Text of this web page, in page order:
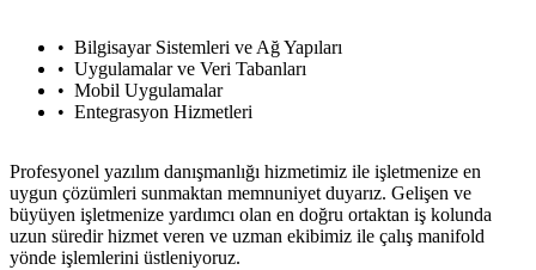
Bilgisayar Sistemleri ve Ağ Yapıları
Uygulamalar ve Veri Tabanları
Mobil Uygulamalar
Entegrasyon Hizmetleri
Profesyonel yazılım danışmanlığı hizmetimiz ile işletmenize en
uygun çözümleri sunmaktan memnuniyet duyarız. Gelişen ve
büyüyen işletmenize yardımcı olan en doğru ortaktan iş kolunda
uzun süredir hizmet veren ve uzman ekibimiz ile çalış manifold
yönde işlemlerini üstleniyoruz.